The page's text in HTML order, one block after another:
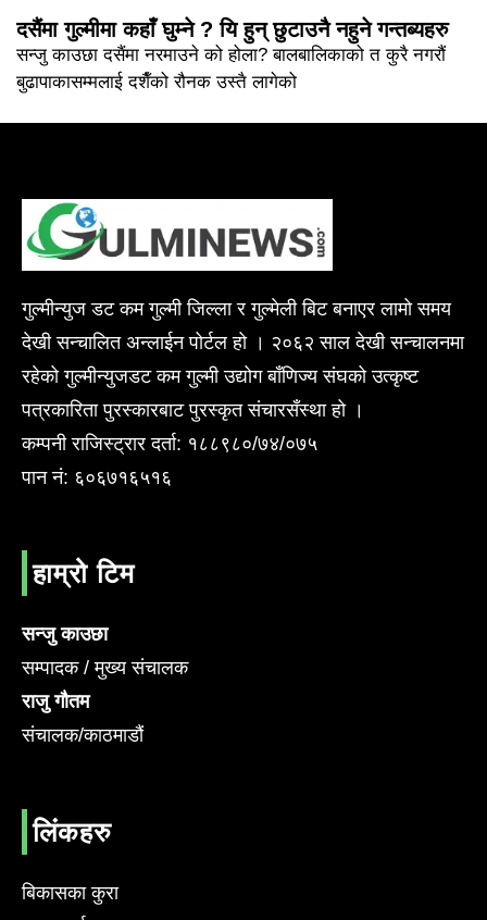
दसैंमा गुल्मीमा कहाँ घुम्ने ? यि हुन् छुटाउनै नहुने गन्तब्यहरु
सन्जु काउछा दसैंमा नरमाउने को होला? बालबालिकाको त कुरै नगरौं
बुढापाकासम्मलाई दशैँको रौनक उस्तै लागेको
गुल्मीन्युज डट कम गुल्मी जिल्ला र गुल्मेली बिट बनाएर लामो समय
देखी सन्चालित अन्लाईन पोर्टल हो । २०६२ साल देखी सन्चालनमा
रहेको गुल्मीन्युजडट कम गुल्मी उद्योग बाँणिज्य संघको उत्कृष्ट
पत्रकारिता पुरस्कारबाट पुरस्कृत संचारसँस्था हो ।
कम्पनी राजिस्ट्रार दर्ता: १८८९८०/७४/०७५
पान नं: ६०६७१६५१६
हाम्रो टिम
सन्जु काउछा
सम्पादक / मुख्य संचालक
राजु गौतम
संचालक/काठमाडौं
लिंकहरु
बिकासका कुरा